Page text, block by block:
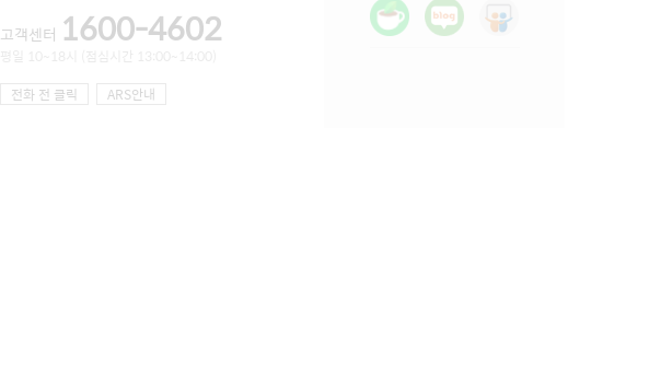
고객센터 1600-4602
전화 전 클릭
ARS안내